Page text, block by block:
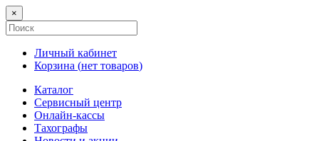
×
Личный кабинет
Корзина (нет товаров)
Каталог
Сервисный центр
Онлайн-кассы
Тахографы